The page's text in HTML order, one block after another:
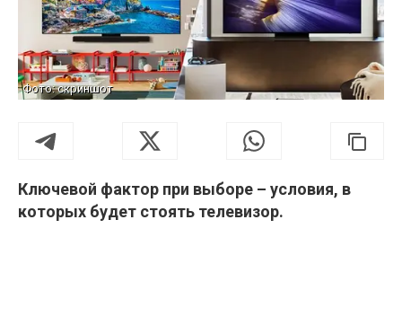
Фото: скриншот
Ключевой фактор при выборе – условия, в
которых будет стоять телевизор.